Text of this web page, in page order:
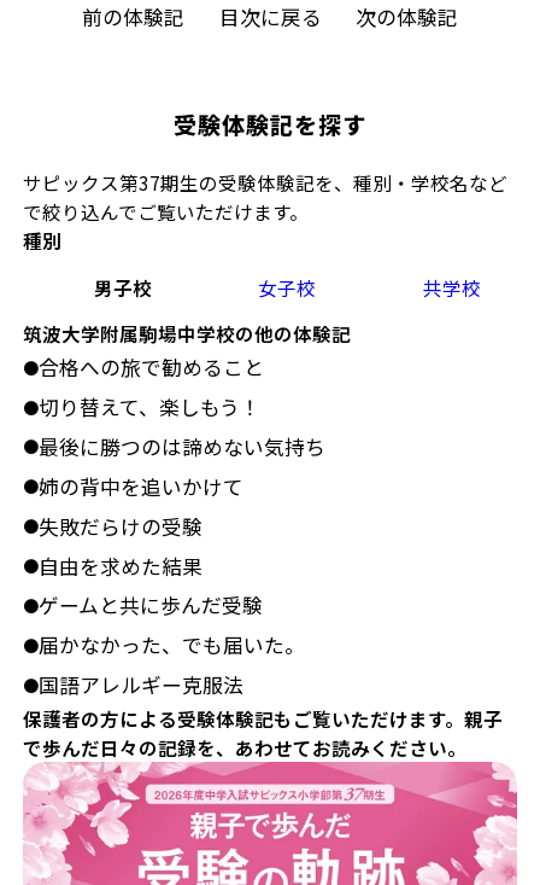
受験体験記を探す
サピックス第37期生の受験体験記を、種別・学校名など
で絞り込んでご覧いただけます。
種別
男子校
女子校
共学校
筑波大学附属駒場中学校の他の体験記
●合格への旅で勧めること
●切り替えて、楽しもう！
●最後に勝つのは諦めない気持ち
●姉の背中を追いかけて
●失敗だらけの受験
●自由を求めた結果
●ゲームと共に歩んだ受験
●届かなかった、でも届いた。
●国語アレルギー克服法
保護者の方による受験体験記もご覧いただけます。親子
で歩んだ日々の記録を、あわせてお読みください。
前の体験記 目次に戻る 次の体験記